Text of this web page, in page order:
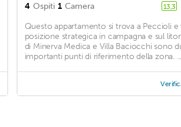
4 Ospiti 1 Camera 13,3
Questo appartamento si trova a Peccioli e
posizione strategica in campagna e sul
di Minerva Medica e Villa Baciocchi sono
importanti punti di riferimento della zona. ...